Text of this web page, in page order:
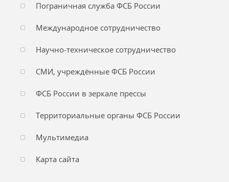
Пограничная служба ФСБ России
Международное сотрудничество
Научно-техническое сотрудничество
СМИ, учреждённые ФСБ России
ФСБ России в зеркале прессы
Территориальные органы ФСБ России
Мультимедиа
Карта сайта